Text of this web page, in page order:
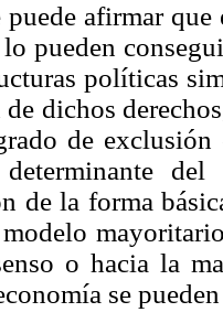
puede afirmar
pueden
políticas
dichos
de
determinante
de la forma
o hacia la
se